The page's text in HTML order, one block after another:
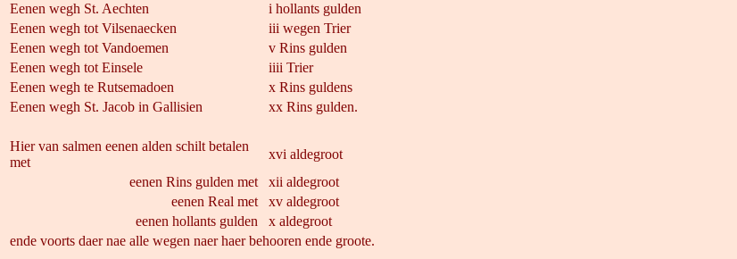
Eenen wegh St. Aechten
i hollants gulden
Eenen wegh tot Vilsenaecken
iii wegen Trier
Eenen wegh tot Vandoemen
v Rins gulden
Eenen wegh tot Einsele
iiii Trier
Eenen wegh te Rutsemadoen
x Rins guldens
Eenen wegh St. Jacob in Gallisien
xx Rins gulden.
Hier van salmen eenen alden schilt betalen
met
xvi aldegroot
eenen Rins gulden met
xii aldegroot
eenen Real met
xv aldegroot
eenen hollants gulden
x aldegroot
ende voorts daer nae alle wegen naer haer behooren ende groote.